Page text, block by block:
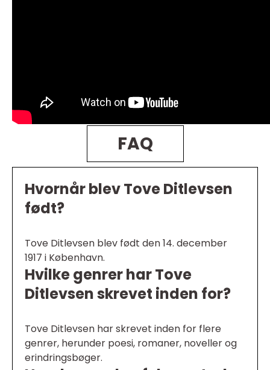
FAQ
Hvornår blev Tove Ditlevsen
født?
Tove Ditlevsen blev født den 14. december
1917 i København.
Hvilke genrer har Tove
Ditlevsen skrevet inden for?
Tove Ditlevsen har skrevet inden for flere
genrer, herunder poesi, romaner, noveller og
erindringsbøger.